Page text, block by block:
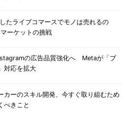
たライブコマースでモノは売れるの
ーケットの挑戦
の広告品質強化へ Metaが「ブ
対応を拡大
カーのスキル開発、今すぐ取り組むため
べきこと